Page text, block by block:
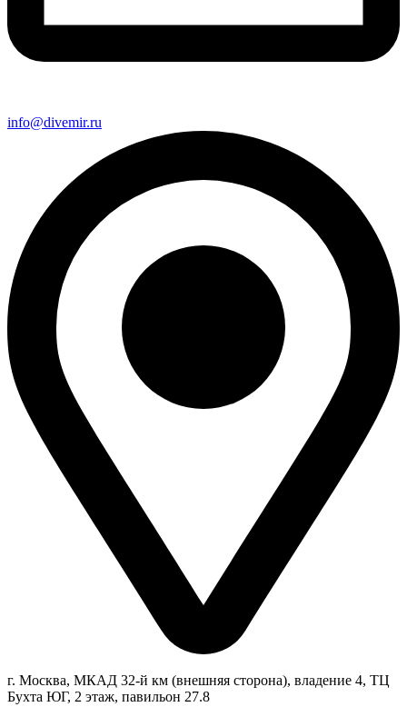
info@divemir.ru
г. Москва, МКАД 32-й км (внешняя сторона), владение 4, ТЦ
Бухта ЮГ, 2 этаж, павильон 27.8